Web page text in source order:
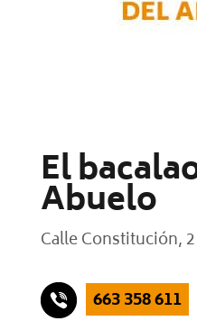
El
Abuelo
Calle Constitución, 2
663 358 611